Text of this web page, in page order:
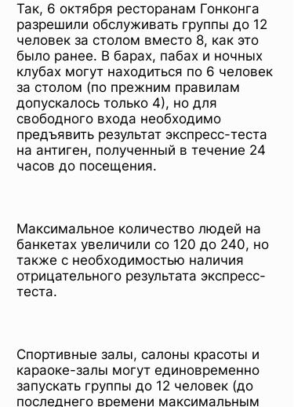
Так, 6 октября ресторанам Гонконга
разрешили обслуживать группы до 12
человек за столом вместо 8, как это
было ранее. В барах, пабах и ночных
клубах могут находиться по 6 человек
за столом (по прежним правилам
допускалось только 4), но для
свободного входа необходимо
предъявить результат экспресс-теста
на антиген, полученный в течение 24
часов до посещения.
Максимальное количество людей на
банкетах увеличили со 120 до 240, но
также с необходимостью наличия
отрицательного результата экспресс-
теста.
Спортивные залы, салоны красоты и
караоке-залы могут единовременно
запускать группы до 12 человек (до
последнего времени максимальным